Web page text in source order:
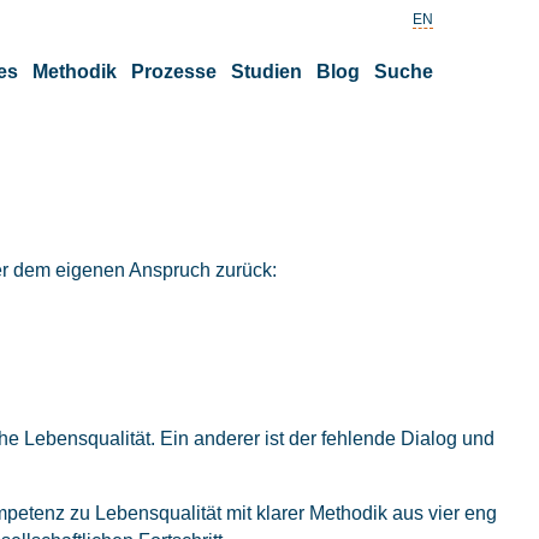
EN
Methodik Prozesse Studien Blog Suche
dem eigenen Anspruch zurück:
Lebensqualität. Ein anderer ist der fehlende Dialog und
zu Lebensqualität mit klarer Methodik aus vier eng